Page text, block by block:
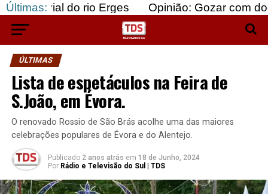
Últimas:
do rio Erges Opinião: Gozar com doentes e
ÚLTIMAS
Lista de espetáculos na Feira de
S.João, em Évora.
O renovado Rossio de São Brás acolhe uma das maiores
celebrações populares de Évora e do Alentejo.
Publicado 2 anos atrás em 18 de Junho, 2024
Por Rádio e Televisão do Sul | TDS